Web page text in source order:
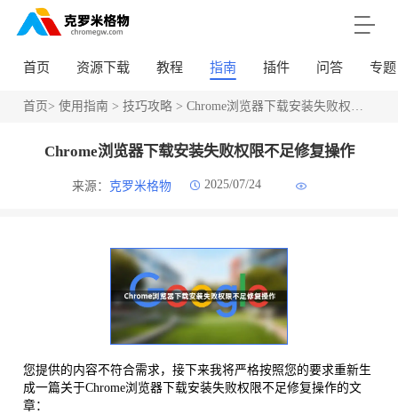
首页 资源下载 教程 指南 插件 问答 专题
首页> 使用指南 > 技巧攻略> Chrome浏览器下载安装失败权限不足修复操作
Chrome浏览器下载安装失败权限不足修复操作
来源： 克罗米格物 2025/07/24
您提供的内容不符合需求，接下来我将严格按照您的要求重新生
成一篇关于Chrome浏览器下载安装失败权限不足修复操作的文
章：